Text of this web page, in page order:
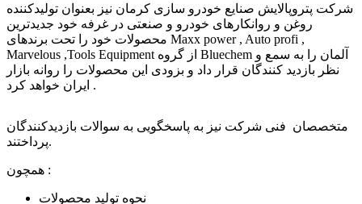
شرکت پتروپالایش صنایع خودرو سازی کرمان نیز بعنوان تولیدکننده
روغن و روانکارهای خودرو و صنعتی در غرفه خود جدیدترین
محصولات خود را تحت برندهای Maxx power , Auto profi ,
Marvelous ,Tools Equipment از گروه Bluechem آلمان را به سمع و
نظر بازدید کنندگان قرار داد و بزودی این محصولات را روانه بازار
ایران خواهد کرد .
متخصصان فنی شرکت نیز به پاسخگویی به سوالات بازدیدکنندگان
پرداختند.
همچون :
نحوه تولید محصولات